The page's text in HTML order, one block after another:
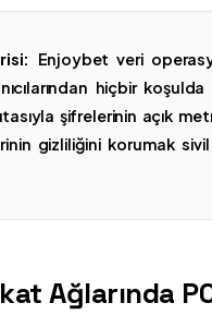
Enjoybet veri
hiçbir
şifrelerinin açık
gizliliğini korumak
Ağlarında